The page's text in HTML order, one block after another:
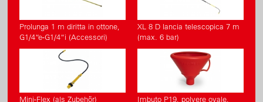
Prolunga 1 m diritta in ottone,
G1/4“e-G1/4“i (Accessori)
XL 8 D lancia telescopica 7 m
(max. 6 bar)
Mini-Flex (als Zubehör) Imbuto P19, polvere ovale,